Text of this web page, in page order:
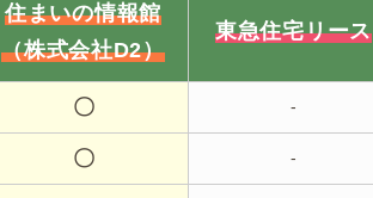
住まいの情報館
（株式会社D2）
東急住宅リース
〇 -
〇 -